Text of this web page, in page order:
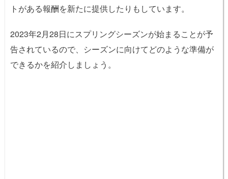
トがある報酬を新たに提供したりもしています。
2023年2月28日にスプリングシーズンが始まることが予
告されているので、シーズンに向けてどのような準備が
できるかを紹介しましょう。